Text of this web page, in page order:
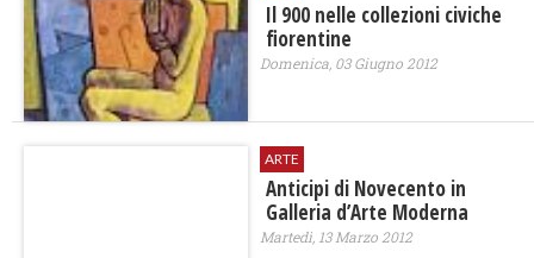
Il 900 nelle collezioni civiche
fiorentine
Domenica, 03 Giugno 2012
ARTE
Anticipi di Novecento in
Galleria d’Arte Moderna
Martedì, 13 Marzo 2012